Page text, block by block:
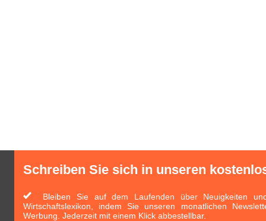
Schreiben Sie sich in unseren
Bleiben Sie auf dem Laufenden über Neuigkeiten
Wirtschaftslexikon, indem Sie unseren monatlichen
Werbung. Jederzeit mit einem Klick abbestellbar.